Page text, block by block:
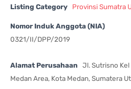
Listing Category Provinsi Sumatra
Nomor Induk Anggota (NIA)
0321/II/DPP/2019
Alamat Perusahaan
Jl. Sutrisno Kel
Medan Area, Kota Medan, Sumatera